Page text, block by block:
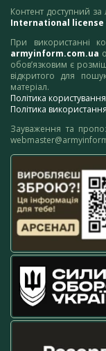
Контент доступний за
International license
При використанні
armyinform.com.ua
обов’язковим є
відкритого для
матеріал.
Політика
Політика
Зауваження та